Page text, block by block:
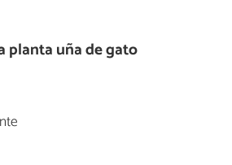
planta uña de gato